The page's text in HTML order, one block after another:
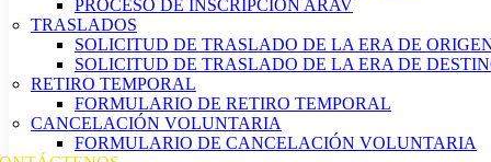
PROCESO DE INSCRIPCIÓN ARAV
TRASLADOS
SOLICITUD DE TRASLADO DE LA ERA DE
SOLICITUD DE TRASLADO DE LA ERA DE
RETIRO TEMPORAL
FORMULARIO DE RETIRO TEMPORAL
CANCELACIÓN VOLUNTARIA
FORMULARIO DE CANCELACIÓN VOLUNTARIA